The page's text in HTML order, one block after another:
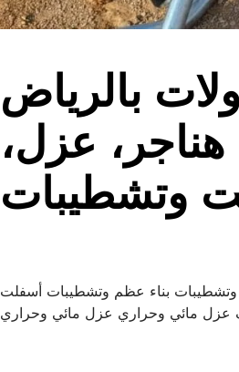
بالرياض
عزل،
وتشطيبات
بناء عظم وتشطيبات أسفلت
مائي وحراري عزل مائي وحراري